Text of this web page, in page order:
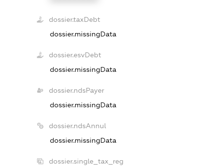
dossier.taxDebt
dossier.missingData
dossier.esvDebt
dossier.missingData
dossier.ndsPayer
dossier.missingData
dossier.ndsAnnul
dossier.missingData
dossier.single_tax_reg